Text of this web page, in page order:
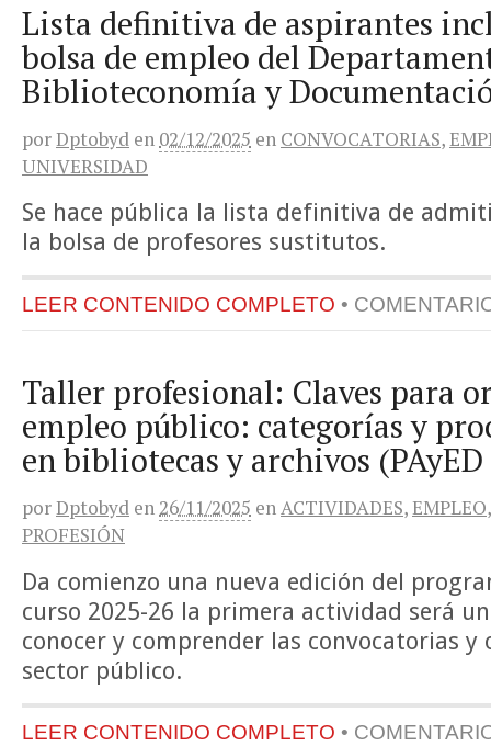
Lista definitiva de aspirantes
bolsa de empleo del
Biblioteconomía y
porDptobyd en 02/12/2025 en CONVOCATORIAS,
UNIVERSIDAD
Se hace pública la lista definitiva de
la bolsa de profesores sustitutos.
LEER CONTENIDO COMPLETO •
Taller profesional: Claves para
empleo público: categorías y
en bibliotecas y archivos
porDptobyd en 26/11/2025 enACTIVIDADES,EMPLEO
PROFESIÓN
Da comienzo una nueva edición del
curso 2025-26 la primera actividad será
conocer y comprender las convocatorias y
sector público.
LEER CONTENIDO COMPLETO •